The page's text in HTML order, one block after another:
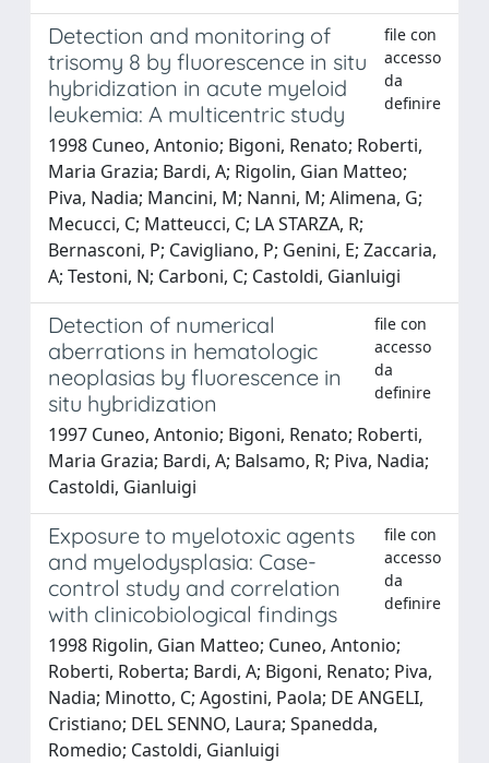
Detection and monitoring of
trisomy 8 by fluorescence in situ
hybridization in acute myeloid
leukemia: A multicentric study
file con
accesso
da
definire
1998 Cuneo, Antonio; Bigoni, Renato; Roberti,
Maria Grazia; Bardi, A; Rigolin, Gian Matteo;
Piva, Nadia; Mancini, M; Nanni, M; Alimena, G;
Mecucci, C; Matteucci, C; LA STARZA, R;
Bernasconi, P; Cavigliano, P; Genini, E; Zaccaria,
A; Testoni, N; Carboni, C; Castoldi, Gianluigi
Detection of numerical
aberrations in hematologic
neoplasias by fluorescence in
situ hybridization
file con
accesso
da
definire
1997 Cuneo, Antonio; Bigoni, Renato; Roberti,
Maria Grazia; Bardi, A; Balsamo, R; Piva, Nadia;
Castoldi, Gianluigi
Exposure to myelotoxic agents
and myelodysplasia: Case-
control study and correlation
with clinicobiological findings
file con
accesso
da
definire
1998 Rigolin, Gian Matteo; Cuneo, Antonio;
Roberti, Roberta; Bardi, A; Bigoni, Renato; Piva,
Nadia; Minotto, C; Agostini, Paola; DE ANGELI,
Cristiano; DEL SENNO, Laura; Spanedda,
Romedio; Castoldi, Gianluigi